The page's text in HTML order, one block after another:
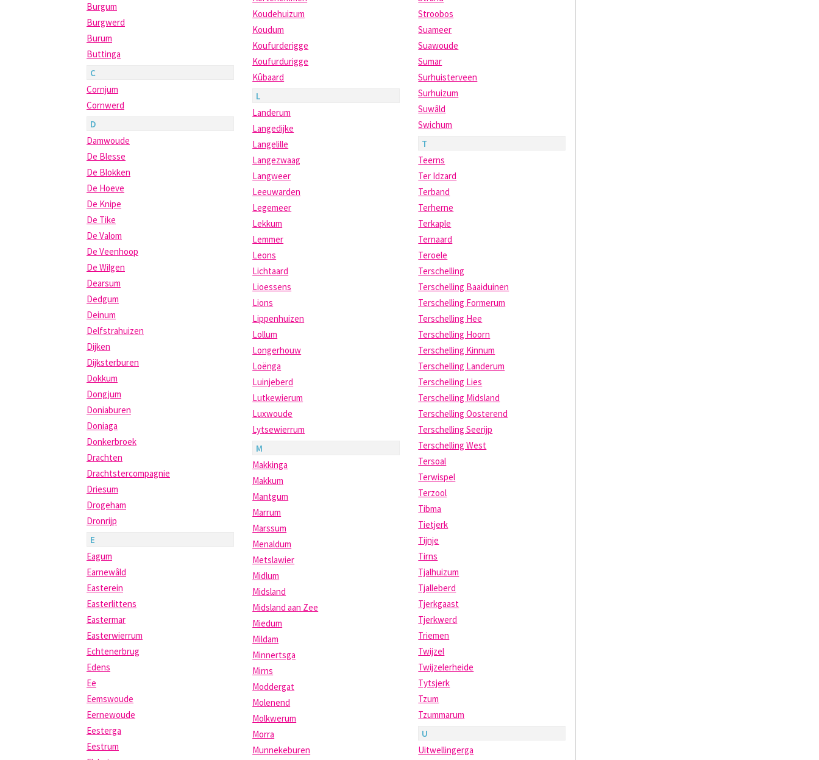
Burgum
Burgwerd
Burum
Buttinga
C
Cornjum
Cornwerd
D
Damwoude
De Blesse
De Blokken
De Hoeve
De Knipe
De Tike
De Valom
De Veenhoop
De Wilgen
Dearsum
Dedgum
Deinum
Delfstrahuizen
Dijken
Dijksterburen
Dokkum
Dongjum
Doniaburen
Doniaga
Donkerbroek
Drachten
Drachtstercompagnie
Driesum
Drogeham
Dronrijp
E
Eagum
Earnewâld
Easterein
Easterlittens
Eastermar
Easterwierrum
Echtenerbrug
Edens
Ee
Eemswoude
Eernewoude
Eesterga
Eestrum
Koudehuizum
Koudum
Koufurderigge
Koufurdurigge
Kûbaard
L
Landerum
Langedijke
Langelille
Langezwaag
Langweer
Leeuwarden
Legemeer
Lekkum
Lemmer
Leons
Lichtaard
Lioessens
Lions
Lippenhuizen
Lollum
Longerhouw
Loënga
Luinjeberd
Lutkewierum
Luxwoude
Lytsewierrum
M
Makkinga
Makkum
Mantgum
Marrum
Marssum
Menaldum
Metslawier
Midlum
Midsland
Midsland aan Zee
Miedum
Mildam
Minnertsga
Mirns
Moddergat
Molenend
Molkwerum
Morra
Munnekeburen
Stroobos
Suameer
Suawoude
Sumar
Surhuisterveen
Surhuizum
Suwâld
Swichum
T
Teerns
Ter Idzard
Terband
Terherne
Terkaple
Ternaard
Teroele
Terschelling
Terschelling Baaiduinen
Terschelling Formerum
Terschelling Hee
Terschelling Hoorn
Terschelling Kinnum
Terschelling Landerum
Terschelling Lies
Terschelling Midsland
Terschelling Oosterend
Terschelling Seerijp
Terschelling West
Tersoal
Terwispel
Terzool
Tibma
Tietjerk
Tijnje
Tirns
Tjalhuizum
Tjalleberd
Tjerkgaast
Tjerkwerd
Triemen
Twijzel
Twijzelerheide
Tytsjerk
Tzum
Tzummarum
U
Uitwellingerga